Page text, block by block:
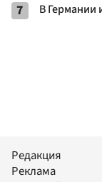
7 В Германии
Редакция
Реклама